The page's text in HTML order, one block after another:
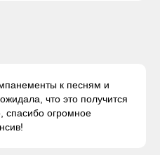
к песням и
что это получится
спасибо огромное